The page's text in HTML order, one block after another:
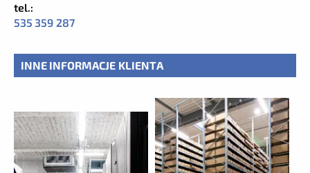
tel.:
535 359 287
INNE INFORMACJE KLIENTA